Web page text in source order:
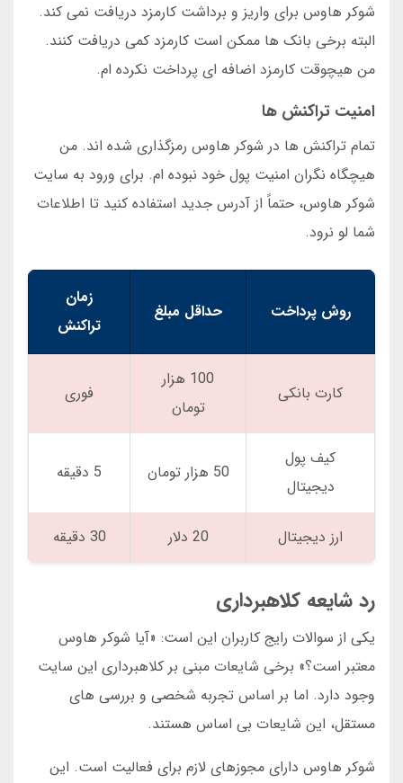
شوکر هاوس برای واریز و برداشت کارمزد دریافت نمی کند.
البته برخی بانک ها ممکن است کارمزد کمی دریافت کنند.
من هیچوقت کارمزد اضافه ای پرداخت نکرده ام.
امنیت تراکنش ها
تمام تراکنش ها در شوکر هاوس رمزگذاری شده اند. من
هیچگاه نگران امنیت پول خود نبوده ام. برای ورود به سایت
شوکر هاوس، حتماً از آدرس جدید استفاده کنید تا اطلاعات
شما لو نرود.
روش پرداخت حداقل مبلغ
زمان
تراکنش
کارت بانکی
100 هزار
تومان
فوری
کیف پول
دیجیتال
50 هزار تومان 5 دقیقه
ارز دیجیتال 20 دلار 30 دقیقه
رد شایعه کلاهبرداری
یکی از سوالات رایج کاربران این است: «آیا شوکر هاوس
معتبر است؟» برخی شایعات مبنی بر کلاهبرداری این سایت
وجود دارد. اما بر اساس تجربه شخصی و بررسی های
مستقل، این شایعات بی اساس هستند.
شوکر هاوس دارای مجوزهای لازم برای فعالیت است. این